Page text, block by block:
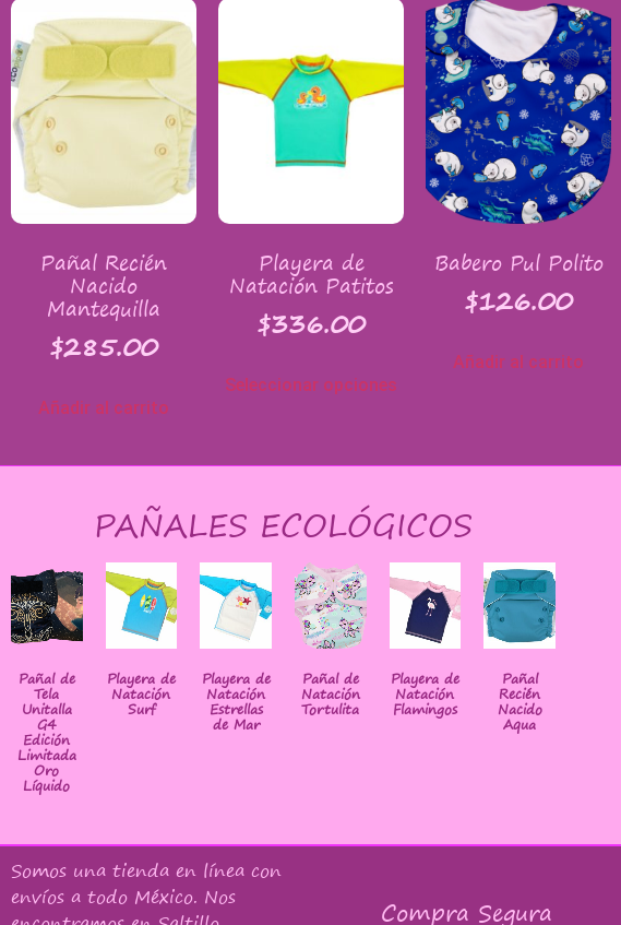
Pañal Recién
Nacido
Mantequilla
$285.00
Añadir al carrito
Playera de
Natación Patitos
$336.00
Seleccionar opciones
Babero Pul Polito
$126.00
Añadir al carrito
PAÑALES ECOLÓGICOS
Pañal de
Tela
Unitalla
G4
Edición
Limitada
Oro
Líquido
Playera de
Natación
Surf
Playera de
Natación
Estrellas
de Mar
Pañal de
Natación
Tortulita
Playera de
Natación
Flamingos
Pañal
Recién
Nacido
Aqua
Somos una tienda en línea con
envíos a todo México. Nos
Compra Segura